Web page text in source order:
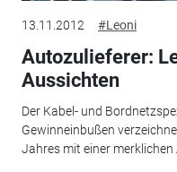
13.11.2012 #Leoni
Autozulieferer:
Aussichten
Der Kabel- und
Gewinneinbußen
Jahres mit einer